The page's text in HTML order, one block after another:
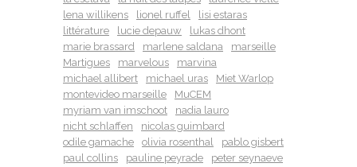
lena willikens
lionel ruffel
lisi estaras
littérature
lucie depauw
lukas dhont
marie brassard
marlene saldana
marseille
Martigues
marvelous
marvina
michael allibert
michael uras
Miet Warlop
montevideo marseille
MuCEM
myriam van imschoot
nadia lauro
nicht schlaffen
nicolas guimbard
odile gamache
olivia rosenthal
pablo gisbert
paul collins
pauline peyrade
peter seynaeve